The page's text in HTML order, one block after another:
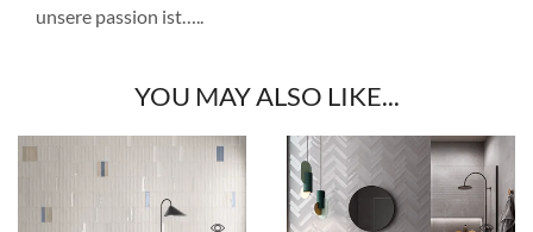
unsere passion ist…..
YOU MAY ALSO LIKE...